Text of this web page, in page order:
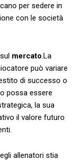
⁢per sedere in
con ⁤le società
mercato .La
può variare
di successo o
possa essere
la‍ sua
‌il valore futuro
allenatori stia⁤